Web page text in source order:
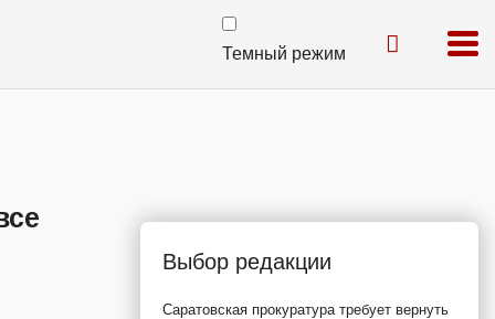
Темный режим
Выбор редакции
Саратовская прокуратура требует вернуть